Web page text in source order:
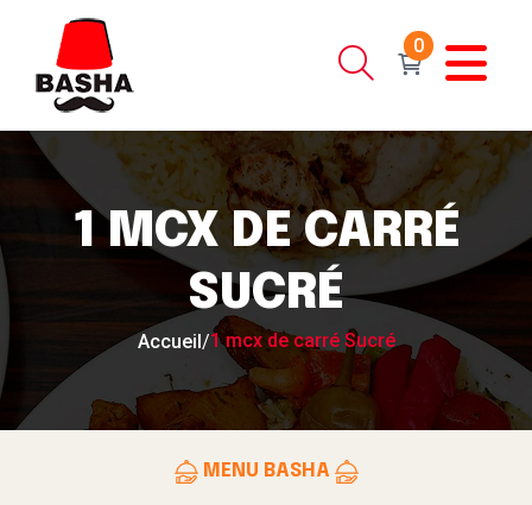
0
1 MCX DE CARRÉ
SUCRÉ
Accueil/1 mcx de carré Sucré
MENU BASHA